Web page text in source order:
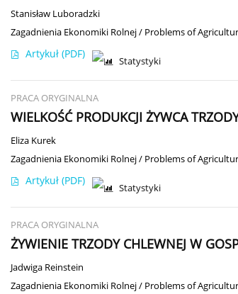
Stanisław Luboradzki
Zagadnienia Ekonomiki Rolnej / Problems of
Artykuł (PDF)
Statystyki
PRACA ORYGINALNA
WIELKOŚĆ PRODUKCJI ŻYWCA
Eliza Kurek
Zagadnienia Ekonomiki Rolnej / Problems of
Artykuł (PDF)
Statystyki
PRACA ORYGINALNA
ŻYWIENIE TRZODY CHLEWNEJ W
Jadwiga Reinstein
Zagadnienia Ekonomiki Rolnej / Problems of